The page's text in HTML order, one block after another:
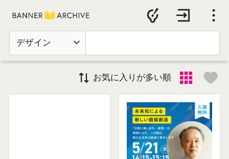
デザイン
お気に入りが多い順